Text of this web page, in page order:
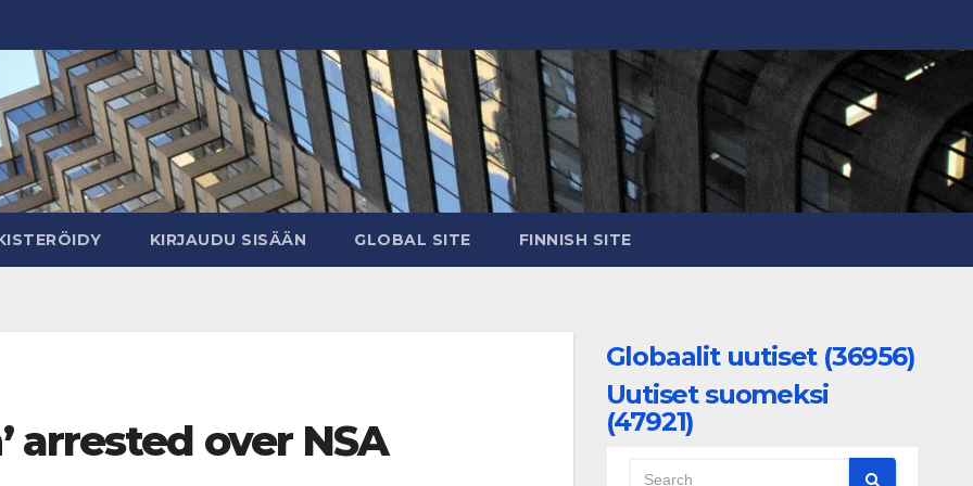
KIRJAUDU SISÄÄN GLOBAL SITE FINNISH SITE
arrested over NSA
Globaalit uutiset (36956)
Uutiset suomeksi
(47921)